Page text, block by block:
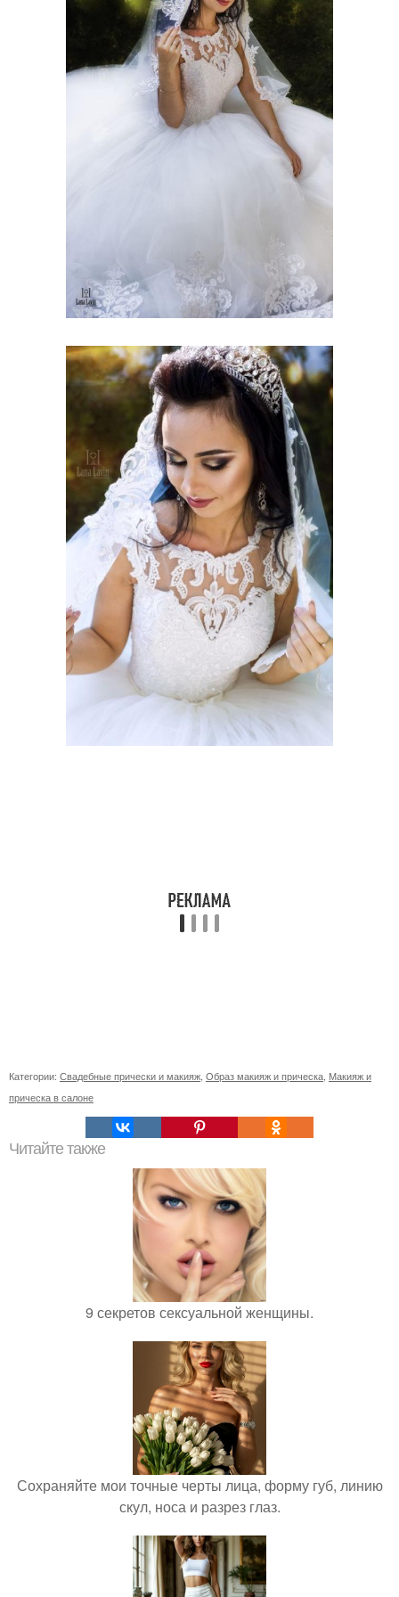
Категории: Свадебные прически и макияж Образ макияж и прическа Макияж и
прическа в салоне
Читайте также
9 секретов сексуальной женщины.
Сохраняйте мои точные черты лица, форму губ, линию
скул, носа и разрез глаз.